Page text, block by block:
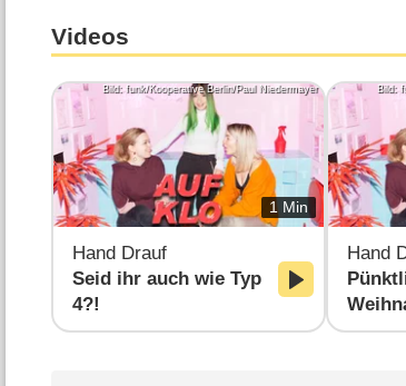
Videos
Bild: funk/Kooperative Berlin/Paul Niedermayer
1 Min
Hand Drauf
Seid ihr auch wie Typ
4?!
Bild:
Hand